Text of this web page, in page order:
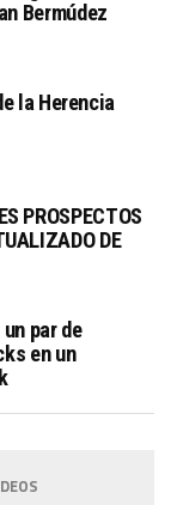
Bermúdez
la Herencia
PROSPECTOS
DE
par de
en un